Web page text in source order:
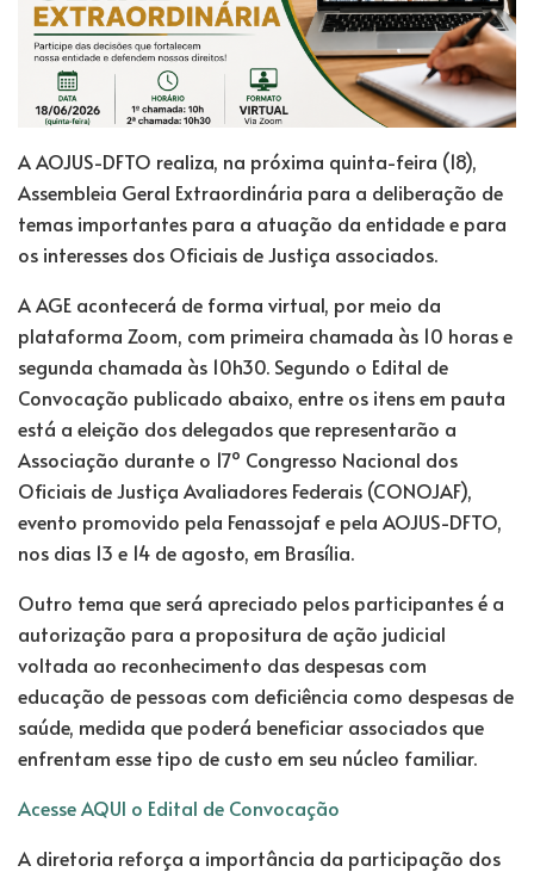
A AOJUS-DFTO realiza, na próxima quinta-feira (18),
Assembleia Geral Extraordinária para a deliberação de
temas importantes para a atuação da entidade e para
os interesses dos Oficiais de Justiça associados.
A AGE acontecerá de forma virtual, por meio da
plataforma Zoom, com primeira chamada às 10 horas e
segunda chamada às 10h30. Segundo o Edital de
Convocação publicado abaixo, entre os itens em pauta
está a eleição dos delegados que representarão a
Associação durante o 17º Congresso Nacional dos
Oficiais de Justiça Avaliadores Federais (CONOJAF),
evento promovido pela Fenassojaf e pela AOJUS-DFTO,
nos dias 13 e 14 de agosto, em Brasília.
Outro tema que será apreciado pelos participantes é a
autorização para a propositura de ação judicial
voltada ao reconhecimento das despesas com
educação de pessoas com deficiência como despesas de
saúde, medida que poderá beneficiar associados que
enfrentam esse tipo de custo em seu núcleo familiar.
Acesse AQUI o Edital de Convocação
A diretoria reforça a importância da participação dos